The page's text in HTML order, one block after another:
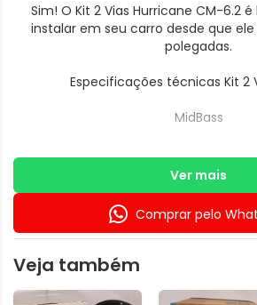
Sim! O Kit 2 Vias Hurricane CM-6.2
instalar em seu carro desde que
polegadas.
Especificações técnicas Kit 2
MidBass
- Potência Musical
- Resposta de Rrequência: 100
- Cone PPI
- Borda de Borracha
- SPL: (1W / 1m): 89
Ver mais
Comprar pelo
Veja também